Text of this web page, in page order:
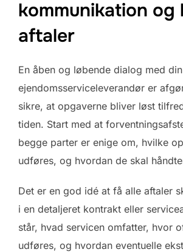
kommunikation og
aftaler
En åben og løbende dialog med din
ejendomsserviceleverandør er
sikre, at opgaverne bliver løst
tiden. Start med at
begge parter er enige om, hvilke
udføres, og hvordan de skal
Det er en god idé at få alle aftaler
i en detaljeret kontrakt eller
står, hvad servicen omfatter, hvor
udføres, og hvordan eventuelle